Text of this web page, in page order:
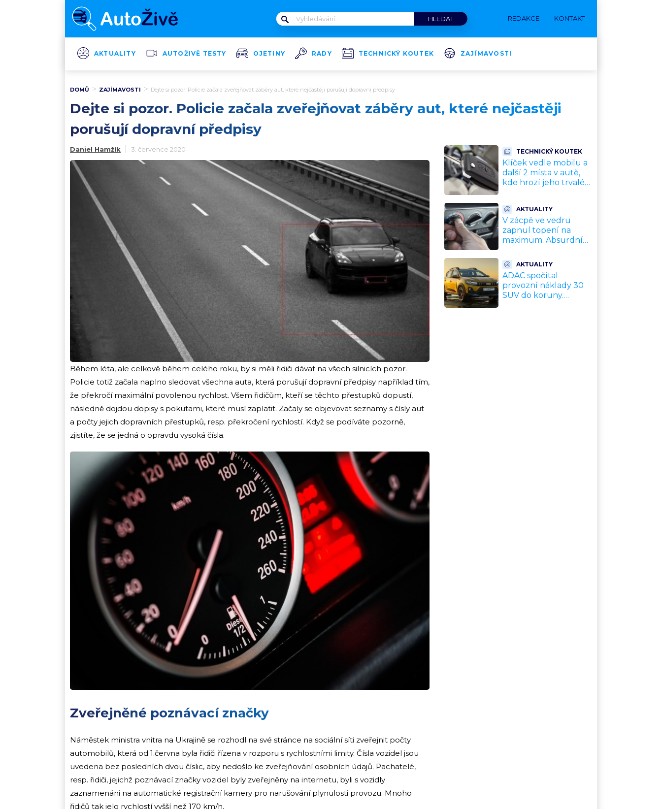
REDAKCE KONTAKT
AKTUALITY AUTOŽIVĚ TESTY OJETINY RADY TECHNICKÝ KOUTEK ZAJÍMAVOSTI
DOMŮ ZAJÍMAVOSTI Dejte si pozor. Policie začala zveřejňovat záběry aut, které nejčastěji porušují dopravní předpisy
Dejte si pozor. Policie začala zveřejňovat záběry aut, které nejčastěji
porušují dopravní předpisy
Daniel Hamžík 3. července 2020
Během léta, ale celkově během celého roku, by si měli řidiči dávat na všech silnicích pozor.
Policie totiž začala naplno sledovat všechna auta, která porušují dopravní předpisy například tím,
že překročí maximální povolenou rychlost. Všem řidičům, kteří se těchto přestupků dopustí,
následně dojdou dopisy s pokutami, které musí zaplatit. Začaly se objevovat seznamy s čísly aut
a počty jejich dopravních přestupků, resp. překročení rychlostí. Když se podíváte pozorně,
zjistíte, že se jedná o opravdu vysoká čísla.
i
Zveřejněné poznávací značky
Náměstek ministra vnitra na Ukrajině se rozhodl na své stránce na sociální síti zveřejnit počty
automobilů, která od 1.června byla řidiči řízena v rozporu s rychlostními limity. Čísla vozidel jsou
uvedena bez posledních dvou číslic, aby nedošlo ke zveřejňování osobních údajů. Pachatelé,
resp. řidiči, jejichž poznávací značky vozidel byly zveřejněny na internetu, byli s vozidly
zaznamenáni na automatické registrační kamery pro narušování plynulosti provozu. Mnoho
řidičů tak jelo rychlostí vyšší než 170 km/h.
TECHNICKÝ KOUTEK
Klíček vedle mobilu a
další 2 místa v autě,
kde hrozí jeho trvalé
AKTUALITY
V zácpě ve vedru
zapnul topení na
maximum. Absurdní
před opravou za
desítky tisíc
AKTUALITY
ADAC spočítal
provozní náklady 30
SUV do koruny.